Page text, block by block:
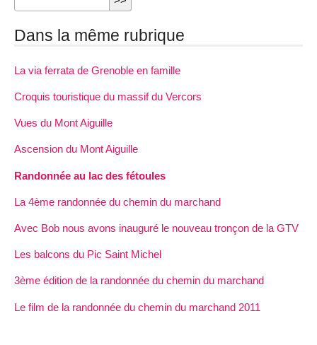
Dans la même rubrique
La via ferrata de Grenoble en famille
Croquis touristique du massif du Vercors
Vues du Mont Aiguille
Ascension du Mont Aiguille
Randonnée au lac des fétoules
La 4ème randonnée du chemin du marchand
Avec Bob nous avons inauguré le nouveau tronçon de la GTV
Les balcons du Pic Saint Michel
3ème édition de la randonnée du chemin du marchand
Le film de la randonnée du chemin du marchand 2011